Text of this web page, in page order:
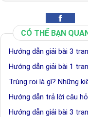
CÓ THỂ BẠN
Hướng dẫn giải bài 3
Hướng dẫn giải bài 1
Trùng roi là gì? Những
Hướng dẫn trả lời câu
Hướng dẫn giải bài 3